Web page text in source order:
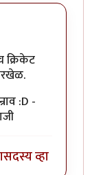
क्रिकेट
:D -
सदस्य व्हा